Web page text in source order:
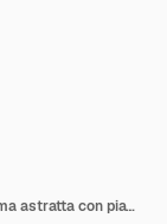
Prodotto di visualizzazione 3d scena minima astratta con piattaforma geometrica del podio. Sfondo del cilindro rendering 3d con podio. Vetrina scenica su piedistallo 3d pink studio